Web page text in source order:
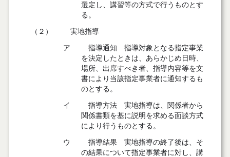
選定し、講習等の方式で行うものとす
る。
（２） 実地指導
ア
指導通知 指導対象となる指定事業
を決定したときは、あらかじめ日時、
場所、出席すべき者、指導内容等を文
書により当該指定事業者に通知するも
のとする。
イ
指導方法 実地指導は、関係者から
関係書類を基に説明を求める面談方式
により行うものとする。
ウ
指導結果 実地指導の終了後は、そ
の結果について指定事業者に対し、講